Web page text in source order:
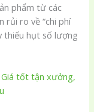
phẩm từ các
rủi ro về “chi phí
thiếu hụt số lượng
Giá tốt tận xưởng,